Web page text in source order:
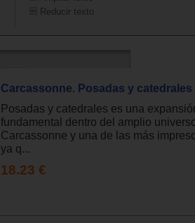
Reducir texto
Carcassonne. Posadas y catedrales
Posadas y catedrales es una
fundamental dentro del amplio
Carcassonne y una de las más
ya q...
18.23 €